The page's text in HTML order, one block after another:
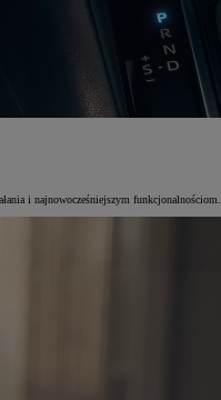
i najnowocześniejszym funkcjonalnościom.